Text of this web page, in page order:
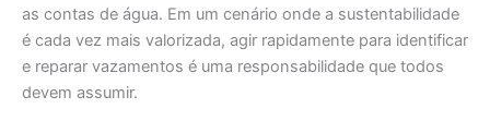
as contas de água. Em um cenário onde a sustentabilidade
é cada vez mais valorizada, agir rapidamente para identificar
e reparar vazamentos é uma responsabilidade que todos
devem assumir.